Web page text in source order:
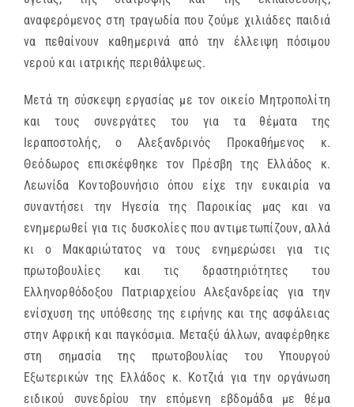
αναφερόμενος στη τραγωδία που ζούμε χιλιάδες παιδιά
να πεθαίνουν καθημερινά από την έλλειψη πόσιμου
νερού και ιατρικής περιθάλψεως.
Μετά τη σύσκεψη εργασίας με τον οικείο Μητροπολίτη
και τους συνεργάτες του για τα θέματα της
Ιεραποστολής, ο Αλεξανδρινός Προκαθήμενος κ.
Θεόδωρος επισκέφθηκε τον Πρέσβη της Ελλάδος κ.
Λεωνίδα Κοντοβουνήσιο όπου είχε την ευκαιρία να
συναντήσει την Ηγεσία της Παροικίας μας και να
ενημερωθεί για τις δυσκολίες που αντιμετωπίζουν, αλλά
κι ο Μακαριώτατος να τους ενημερώσει για τις
πρωτοβουλίες και τις δραστηριότητες του
Ελληνορθόδοξου Πατριαρχείου Αλεξανδρείας για την
ενίσχυση της υπόθεσης της ειρήνης και της ασφάλειας
στην Αφρική και παγκόσμια. Μεταξύ άλλων, αναφέρθηκε
στη σημασία της πρωτοβουλίας του Υπουργού
Εξωτερικών της Ελλάδος κ. Κοτζιά για την οργάνωση
ειδικού συνεδρίου την επόμενη εβδομάδα με θέμα